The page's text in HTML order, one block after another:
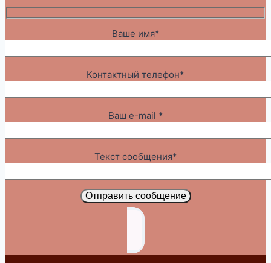
Ваше имя*
Контактный телефон*
Ваш e-mail *
Текст сообщения*
Отправить сообщение